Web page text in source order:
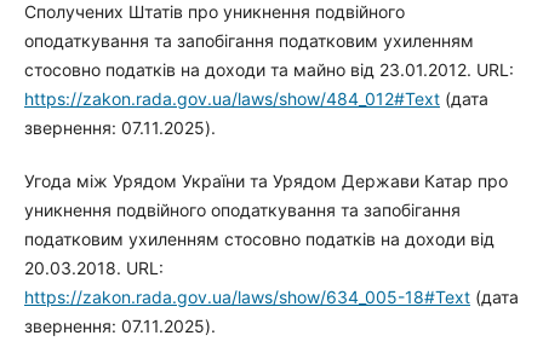
Сполучених Штатів про уникнення подвійного
оподаткування та запобігання податковим ухиленням
стосовно податків на доходи та майно від 23.01.2012. URL:
https://zakon.rada.gov.ua/laws/show/484_012#Text(дата
звернення: 07.11.2025).
Угода між Урядом України та Урядом Держави Катар про
уникнення подвійного оподаткування та запобігання
податковим ухиленням стосовно податків на доходи від
20.03.2018. URL:
https://zakon.rada.gov.ua/laws/show/634_005-18#Text(дата
звернення: 07.11.2025).